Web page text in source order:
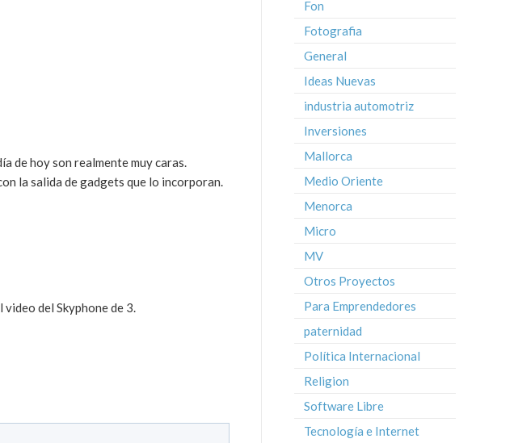
de hoy son realmente muy caras.
la salida de gadgets que lo incorporan.
del Skyphone de 3.
Fon
Fotografia
General
Ideas Nuevas
industria automotriz
Inversiones
Mallorca
Medio Oriente
Menorca
Micro
MV
Otros Proyectos
Para Emprendedores
paternidad
Política Internacional
Religion
Software Libre
Tecnología e Internet